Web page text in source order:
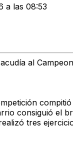
a las 08:53
acudía al
consiguió el
tres